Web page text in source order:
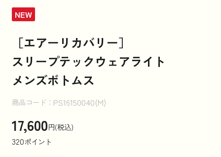
コラム
法人のお客様はこちら
NEW
［エアーリカバリー］
スリープテックウェアライト
メンズボトムス
商品コード： PS16150040(M)
17,600円(税込)
320ポイント